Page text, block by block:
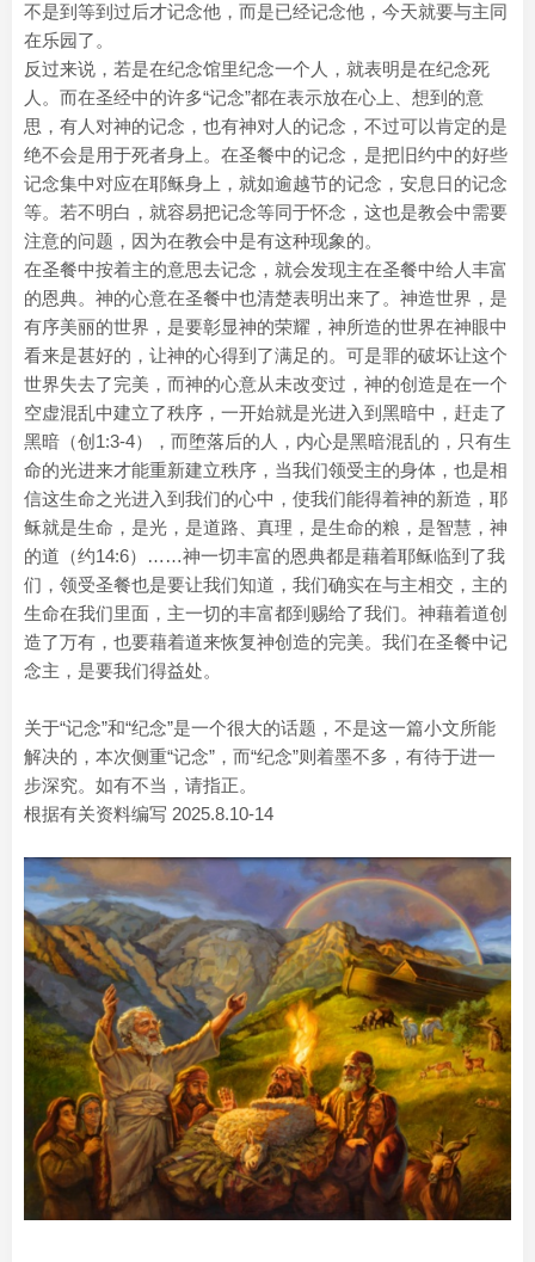
不是到等到过后才记念他，而是已经记念他，今天就要与主同
在乐园了。
反过来说，若是在纪念馆里纪念一个人，就表明是在纪念死
人。而在圣经中的许多“记念”都在表示放在心上、想到的意
思，有人对神的记念，也有神对人的记念，不过可以肯定的是
绝不会是用于死者身上。在圣餐中的记念，是把旧约中的好些
记念集中对应在耶稣身上，就如逾越节的记念，安息日的记念
等。若不明白，就容易把记念等同于怀念，这也是教会中需要
注意的问题，因为在教会中是有这种现象的。
在圣餐中按着主的意思去记念，就会发现主在圣餐中给人丰富
的恩典。神的心意在圣餐中也清楚表明出来了。神造世界，是
有序美丽的世界，是要彰显神的荣耀，神所造的世界在神眼中
看来是甚好的，让神的心得到了满足的。可是罪的破坏让这个
世界失去了完美，而神的心意从未改变过，神的创造是在一个
空虚混乱中建立了秩序，一开始就是光进入到黑暗中，赶走了
黑暗（创1:3-4），而堕落后的人，内心是黑暗混乱的，只有生
命的光进来才能重新建立秩序，当我们领受主的身体，也是相
信这生命之光进入到我们的心中，使我们能得着神的新造，耶
稣就是生命，是光，是道路、真理，是生命的粮，是智慧，神
的道（约14:6）……神一切丰富的恩典都是藉着耶稣临到了我
们，领受圣餐也是要让我们知道，我们确实在与主相交，主的
生命在我们里面，主一切的丰富都到赐给了我们。神藉着道创
造了万有，也要藉着道来恢复神创造的完美。我们在圣餐中记
念主，是要我们得益处。
关于“记念”和“纪念”是一个很大的话题，不是这一篇小文所能
解决的，本次侧重“记念”，而“纪念”则着墨不多，有待于进一
步深究。如有不当，请指正。
根据有关资料编写 2025.8.10-14